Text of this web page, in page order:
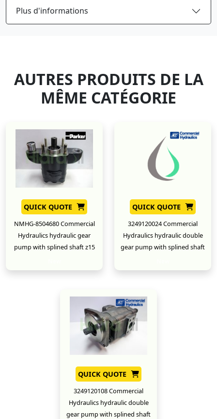
Plus d'informations
AUTRES PRODUITS DE LA
MÊME CATÉGORIE
QUICK QUOTE
NMHG-8504680 Commercial
Hydraulics hydraulic gear
pump with splined shaft z15
QUICK QUOTE
3249120024 Commercial
Hydraulics hydraulic double
gear pump with splined shaft
QUICK QUOTE
3249120108 Commercial
Hydraulics hydraulic double
gear pump with splined shaft